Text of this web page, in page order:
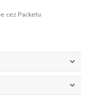
cez Packetu